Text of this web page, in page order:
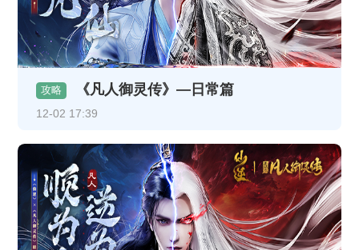
攻略 《凡人御灵传》—日常篇
12-02 17:39